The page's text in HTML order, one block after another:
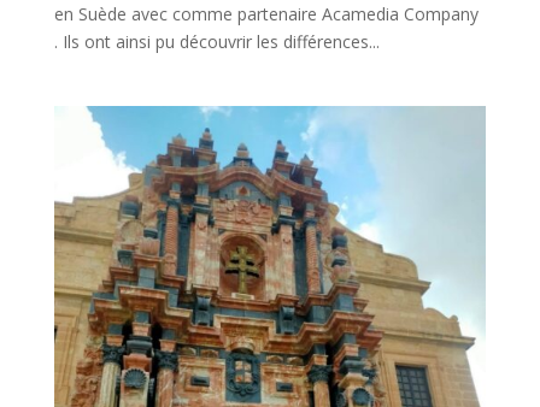
en Suède avec comme partenaire Acamedia Company
. Ils ont ainsi pu découvrir les différences...